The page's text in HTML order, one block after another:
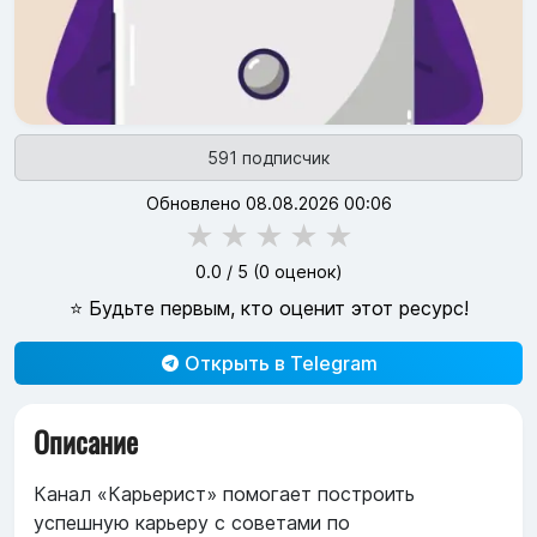
591 подписчик
Обновлено 08.08.2026 00:06
★ ★ ★ ★ ★
0.0 / 5 (0 оценок)
⭐ Будьте первым, кто оценит этот ресурс!
Открыть в Telegram
Описание
Канал «Карьерист» помогает построить
успешную карьеру с советами по